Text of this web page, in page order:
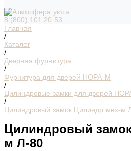
8 (800) 101 20 53
Главная
/
Каталог
/
Дверная фурнитура
/
Фурнитура для дверей НОРА-М
/
Цилиндровые замки для дверей
/
Цилиндровый замок Цилиндр.мех-м
Цилиндровый
м Л-80